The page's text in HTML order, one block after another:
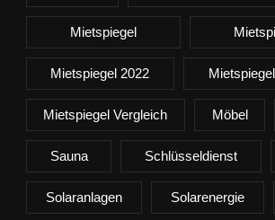
Mietspiegel
Mietspiegel 2022
Mietspiegel Vergleich Möbel
Sauna Schlüsseldienst
Solaranlagen Solarenergie